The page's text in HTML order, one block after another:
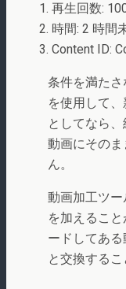
再生回数:
時間: 2 時間
Content ID:
条件を満た
を使用して
としてなら
動画にその
ん。
動画加工ツ
を加えるこ
ードしてあ
と交換するこ